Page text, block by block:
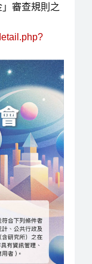
審查規則之